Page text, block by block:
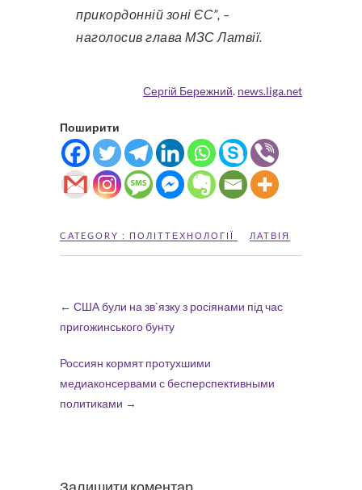
прикордонній зоні ЄС”, –
наголосив глава МЗС Латвії.
Сергій Бережний. news.liga.net
Поширити
CATEGORY : ПОЛІТТЕХНОЛОГІЇ ЛАТВІЯ
← США були на зв`язку з росіянами під час
пригожинського бунту
Россиян кормят протухшими
медиаконсервами с бесперспективными
политиками →